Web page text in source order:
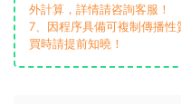
外計算，詳情請咨詢客服！
7、因程序具備可複制傳播
買時請提前知曉！